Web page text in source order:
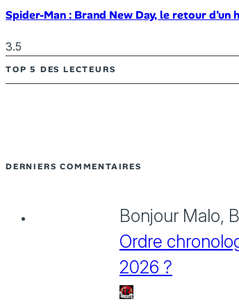
Spider-Man : Brand New Day, le retour d’un
3.5
TOP 5 DES LECTEURS
DERNIERS COMMENTAIRES
Bonjour Malo,
Ordre
2026 ?